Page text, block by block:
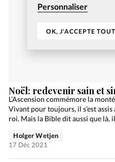
Personnaliser
OK, J'ACCEPTE TOUT
Noël: redevenir sain et
L’Ascension commémore la
Vivant pour toujours, il s’est
roi. Mais la Bible dit aussi que là,
Holger Wetjen
17 Déc 2021